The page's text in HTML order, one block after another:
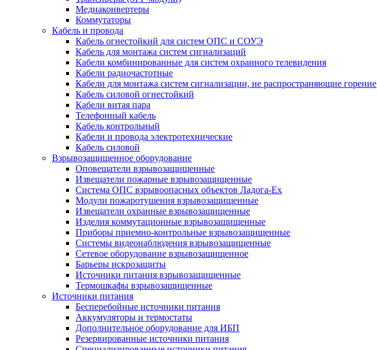
Медиаконвертеры
Коммутаторы
Кабель и провода
Кабель огнестойкий для систем ОПС и СОУЭ
Кабель для монтажа систем сигнализаций
Кабели комбинированные для систем охранного телевидения
Кабели радиочастотные
Кабели для монтажа систем сигнализации, не распространяющие горение
Кабель силовой огнестойкий
Кабели витая пара
Телефонный кабель
Кабель контрольный
Кабели и провода электротехнические
Кабель силовой
Взрывозащищенное оборудование
Оповещатели взрывозащищенные
Извещатели пожарные взрывозащищенные
Система ОПС взрывоопасных объектов Ладога-Ex
Модули пожаротушения взрывозащищенные
Извещатели охранные взрывозащищенные
Изделия коммутационные взрывозащищенные
Приборы приемно-контрольные взрывозащищенные
Системы видеонаблюдения взрывозащищенные
Сетевое оборудование взрывозащищенное
Барьеры искрозащиты
Источники питания взрывозащищенные
Термошкафы взрывозащищенные
Источники питания
Бесперебойные источники питания
Аккумуляторы и термостаты
Дополнительное оборудование для ИБП
Резервированные источники питания